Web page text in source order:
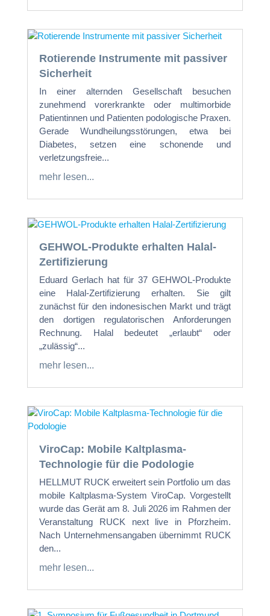
Rotierende Instrumente mit passiver
Sicherheit
In einer alternden Gesellschaft besuchen
zunehmend vorerkrankte oder multimorbide
Patientinnen und Patienten podologische Praxen.
Gerade Wundheilungsstörungen, etwa bei
Diabetes, setzen eine schonende und
verletzungsfreie...
mehr lesen...
GEHWOL-Produkte erhalten Halal-
Zertifizierung
Eduard Gerlach hat für 37 GEHWOL-Produkte
eine Halal-Zertifizierung erhalten. Sie gilt
zunächst für den indonesischen Markt und trägt
den dortigen regulatorischen Anforderungen
Rechnung. Halal bedeutet „erlaubt“ oder
„zulässig“...
mehr lesen...
ViroCap: Mobile Kaltplasma-
Technologie für die Podologie
HELLMUT RUCK erweitert sein Portfolio um das
mobile Kaltplasma-System ViroCap. Vorgestellt
wurde das Gerät am 8. Juli 2026 im Rahmen der
Veranstaltung RUCK next live in Pforzheim.
Nach Unternehmensangaben übernimmt RUCK
den...
mehr lesen...